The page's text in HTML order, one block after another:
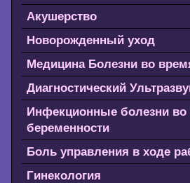
Акушерство
Новорожденный уход
Медицина Болезни во
Диагностический
Инфекционные болезни во
беременности
Боль управления в ходе
Гинекология